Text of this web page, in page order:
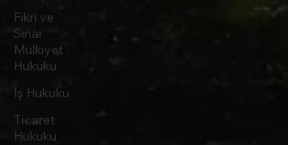
Fikri ve
Sınai
Mülkiyet
Hukuku
İş Hukuku
Ticaret
Hukuku